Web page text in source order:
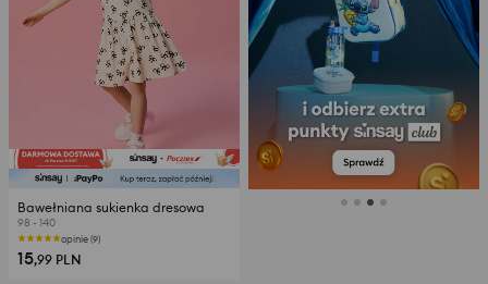
Bawełniana sukienka dresowa
98 - 140
opinie (9)
15,99 PLN